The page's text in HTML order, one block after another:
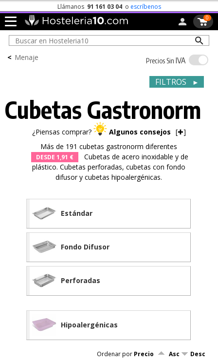
Llámanos 91 161 03 04 o escríbenos
0
< Menaje Precios Sin IVA
FILTROS ►
Cubetas Gastronorm
¿Piensas comprar? Algunos consejos [✚]
Más de 191 cubetas gastronorm diferentes
DESDE 1,91 €
Cubetas de acero inoxidable y de
plástico. Cubetas perforadas, cubetas con fondo
difusor y cubetas hipoalergénicas.
Estándar
Fondo Difusor
Perforadas
Hipoalergénicas
Ordenar por Precio Asc Desc